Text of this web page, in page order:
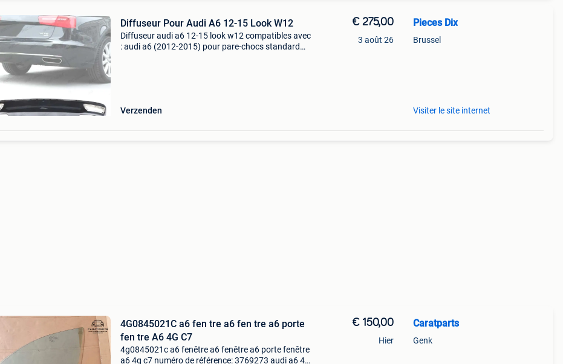
Diffuseur Pour Audi A6 12-15 Look W12
Diffuseur audi a6 12-15 look w12 compatibles avec
: audi a6 (2012-2015) pour pare-chocs standard
Verzenden
€ 275,00
3 août 26
Pieces Dix
Brussel
Visiter le site internet
4G0845021C a6 fen tre a6 fen tre a6 porte
fen tre A6 4G C7
4g0845021c a6 fenêtre a6 fenêtre a6 porte fenêtre
a6 4g c7 numéro de référence: 3769273 audi a6 4g
€ 150,00
Hier
Caratparts
Genk